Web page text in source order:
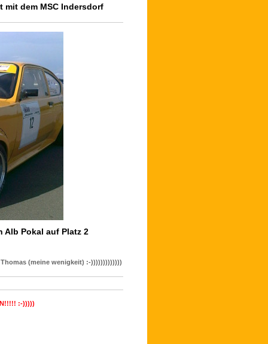
mit dem MSC Indersdorf
Alb Pokal auf Platz 2
(meine wenigkeit) :-)))))))))))))
:-)))))